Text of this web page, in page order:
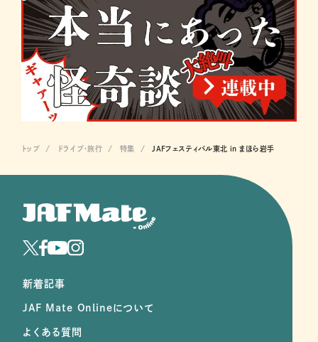
トップ ドライブ･旅行 特集 JAFフェスティバル東北 in まほら岩手
新着記事
JAF Mate Onlineについて
よくある質問